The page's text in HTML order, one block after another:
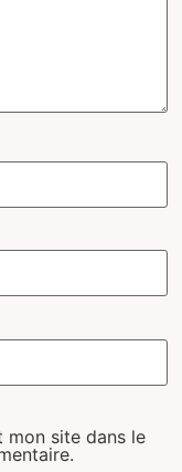
mon site dans le